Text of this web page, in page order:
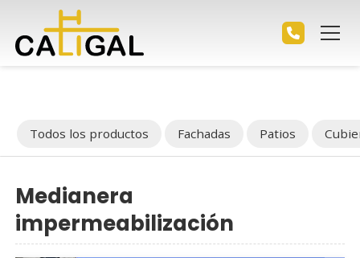
Todos los productos Fachadas Patios
Medianera
impermeabilización